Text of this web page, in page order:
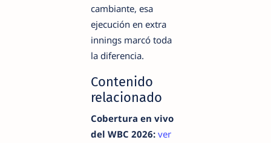
cambiante, esa
ejecución en extra
innings marcó toda
la diferencia.
Contenido
relacionado
Cobertura en vivo
del WBC 2026: ver